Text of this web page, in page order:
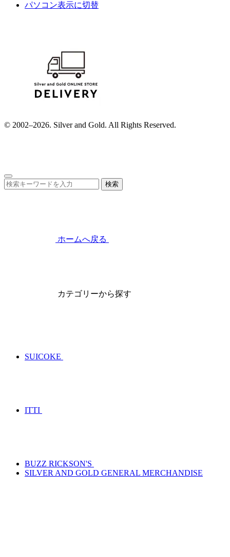
パソコン表示に切替
© 2002–2026. Silver and Gold. All Rights Reserved.
検索
ホームへ戻る
カテゴリーから探す
SUICOKE
ITTI
BUZZ RICKSON'S
SILVER AND GOLD GENERAL MERCHANDISE